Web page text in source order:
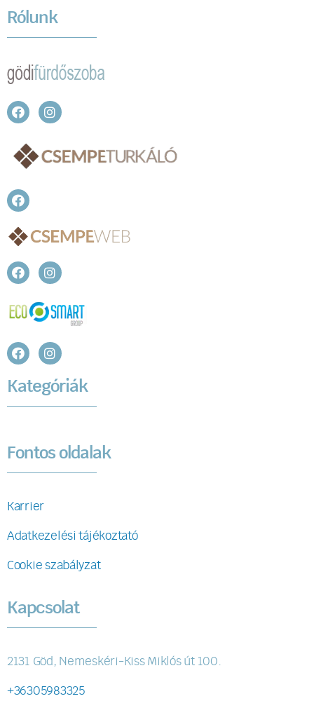
Rólunk
Kategóriák
Fontos oldalak
Karrier
Adatkezelési tájékoztató
Cookie szabályzat
Kapcsolat
2131 Göd, Nemeskéri-Kiss Miklós út 100.
+36305983325